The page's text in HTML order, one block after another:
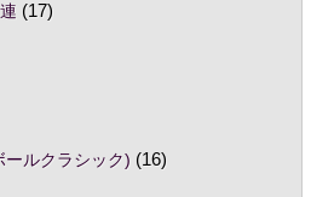
(17)
ルクラシック) (16)